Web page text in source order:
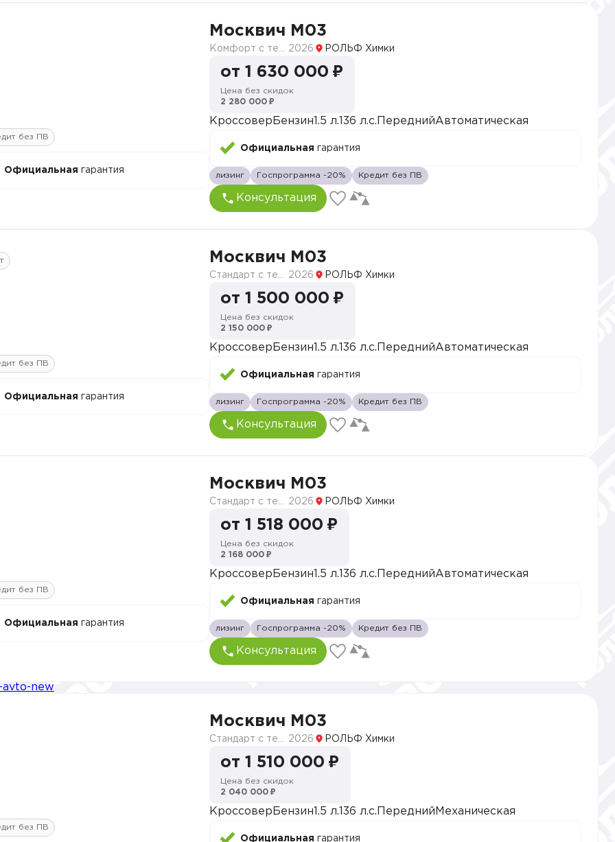
без ПВ
Официальная гарантия
Москвич M03
2026 РОЛЬФ Химки
от 1 630 000 ₽
Цена без скидок
2 280 000 ₽
Кроссовер Бензин 1.5 л. 136 л.с. ПереднийАвтоматическая
Официальная гарантия
лизинг Госпрограмма -20% Кредит без ПВ
Консультация
без ПВ
Официальная гарантия
Москвич M03
2026 РОЛЬФ Химки
от 1 500 000 ₽
Цена без скидок
2 150 000 ₽
Кроссовер Бензин 1.5 л. 136 л.с. ПереднийАвтоматическая
Официальная гарантия
лизинг Госпрограмма -20% Кредит без ПВ
Консультация
без ПВ
Официальная гарантия
Москвич M03
2026 РОЛЬФ Химки
от 1 518 000 ₽
Цена без скидок
2 168 000 ₽
Кроссовер Бензин 1.5 л. 136 л.с. ПереднийАвтоматическая
Официальная гарантия
лизинг Госпрограмма -20% Кредит без ПВ
Консультация
без ПВ
Москвич M03
2026 РОЛЬФ Химки
от 1 510 000 ₽
Цена без скидок
2 040 000 ₽
Кроссовер Бензин 1.5 л. 136 л.с. Передний Механическая
Официальная гарантия